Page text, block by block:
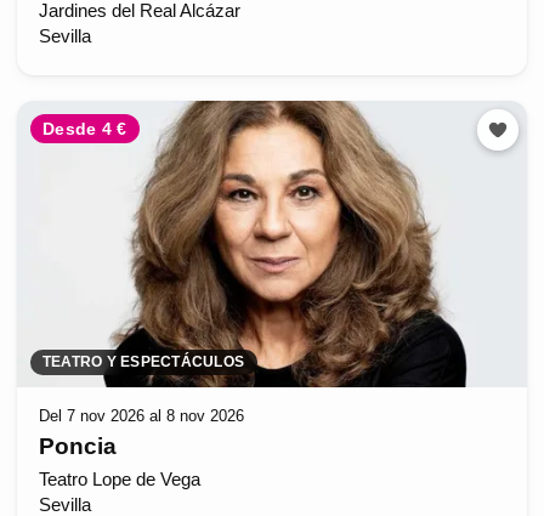
Jardines del Real Alcázar
Sevilla
Desde 4 €
TEATRO Y ESPECTÁCULOS
Del 7 nov 2026 al 8 nov 2026
Poncia
Teatro Lope de Vega
Sevilla